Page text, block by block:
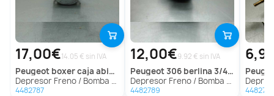
17,00€14.05 € sin IVA
peugeot boxer caja abierta (rs2850)(330)('02->)
Depresor Freno / Bomba Vacio para Peugeot Boxer Caja Abierta (Rs2850)(330)('02->)
4482787
12,00€9.92 € sin IVA
peugeot306 berlina 3/4/5 puertas (s2)
Depresor Freno / Bomba Vacio para Peugeot 306 Berlina 3/4/5 Puertas (S2)
4482789
Depresor
4482797